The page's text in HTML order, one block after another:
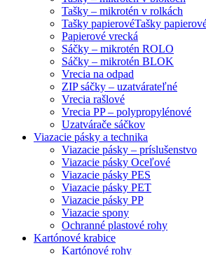
Tašky – mikrotén v rolkách
Tašky papierovéTašky
Papierové vrecká
Sáčky – mikrotén ROLO
Sáčky – mikrotén BLOK
Vrecia na odpad
ZIP sáčky – uzatvárateľné
Vrecia rašlové
Vrecia PP – polypropylénové
Uzatvárače sáčkov
Viazacie pásky a technika
Viazacie pásky – príslušenstvo
Viazacie pásky Oceľové
Viazacie pásky PES
Viazacie pásky PET
Viazacie pásky PP
Viazacie spony
Ochranné plastové rohy
Kartónové krabice
Kartónové rohy